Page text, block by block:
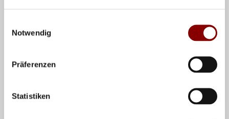
Notwendig
Präferenzen
Statistiken
hatten, bleibt uns dieses Jahr verwehrt. Ich hoffe,
stehen zu dürfen“, sagte Melanie Paul.